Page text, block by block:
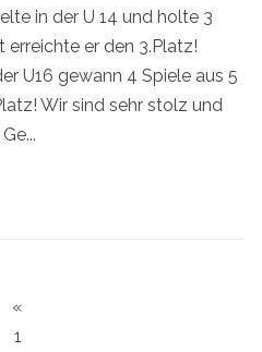
in der U 14 und holte 3
erreichte er den 3.Platz!
U16 gewann 4 Spiele aus 5
Wir sind sehr stolz und
«
1